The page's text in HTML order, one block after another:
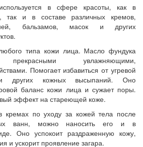
в сфере красоты, как в
так и в составе различных кремов,
бальзамов, масок и других
типа кожи лица. Масло фундука
прекрасными увлажняющими,
Помогает избавиться от угревой
других кожных высыпаний. Оно
баланс кожи лица и сужает поры.
эффект на стареющей коже.
кремах по уходу за кожей тела после
ванн, можно наносить его и в
Оно успокоит раздраженную кожу,
и ускорит проявление загара.